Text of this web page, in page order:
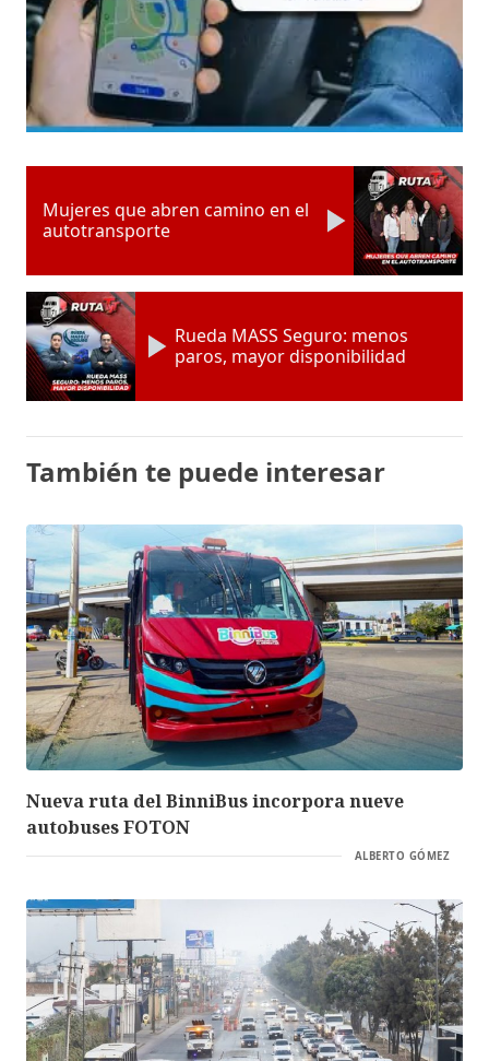
Mujeres que abren camino en el
autotransporte
Rueda MASS Seguro: menos
paros, mayor disponibilidad
También te puede interesar
Nueva ruta del BinniBus incorpora nueve
autobuses FOTON
ALBERTO GÓMEZ